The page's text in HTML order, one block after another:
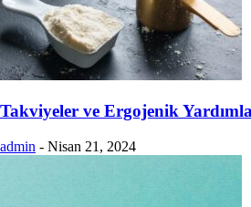
Takviyeler ve Ergojenik
admin - Nisan 21, 2024